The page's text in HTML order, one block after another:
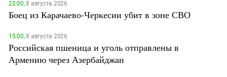
22:00,8 августа 2026
Боец из Карачаево-Черкесии убит в зоне СВО
15:00,8 августа 2026
Российская пшеница и уголь отправлены в
Армению через Азербайджан